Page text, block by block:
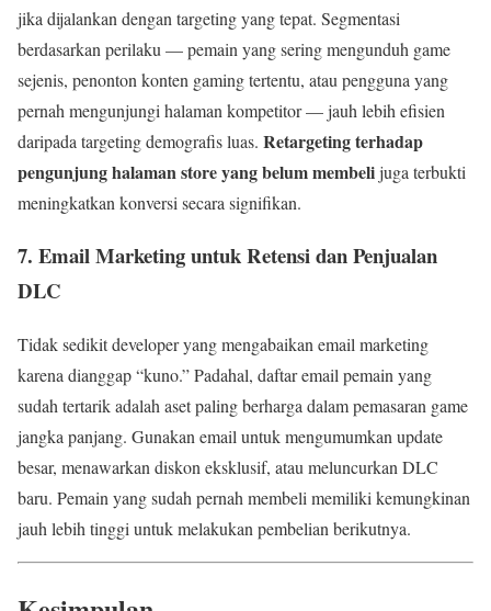
jika dijalankan dengan targeting yang tepat. Segmentasi
berdasarkan perilaku — pemain yang sering mengunduh game
sejenis, penonton konten gaming tertentu, atau pengguna yang
pernah mengunjungi halaman kompetitor — jauh lebih efisien
daripada targeting demografis luas. Retargeting terhadap
pengunjung halaman store yang belum membelijuga terbukti
meningkatkan konversi secara signifikan.
7. Email Marketing untuk Retensi dan Penjualan
DLC
Tidak sedikit developer yang mengabaikan email marketing
karena dianggap “kuno.” Padahal, daftar email pemain yang
sudah tertarik adalah aset paling berharga dalam pemasaran game
jangka panjang. Gunakan email untuk mengumumkan update
besar, menawarkan diskon eksklusif, atau meluncurkan DLC
baru. Pemain yang sudah pernah membeli memiliki kemungkinan
jauh lebih tinggi untuk melakukan pembelian berikutnya.